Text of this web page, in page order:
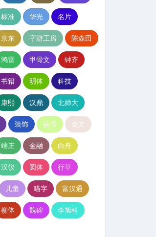
标准 华光 名片
京东 字游工房 陈森田
鸿雷 甲骨文 钟齐
书籍 明体 科技
康熙 汉鼎 北师大
装饰 搞怪 金文
端庄 金融 白舟
汉仪 圆体 行草
儿童 喵字 富汉通
柳体 魏碑 李旭科